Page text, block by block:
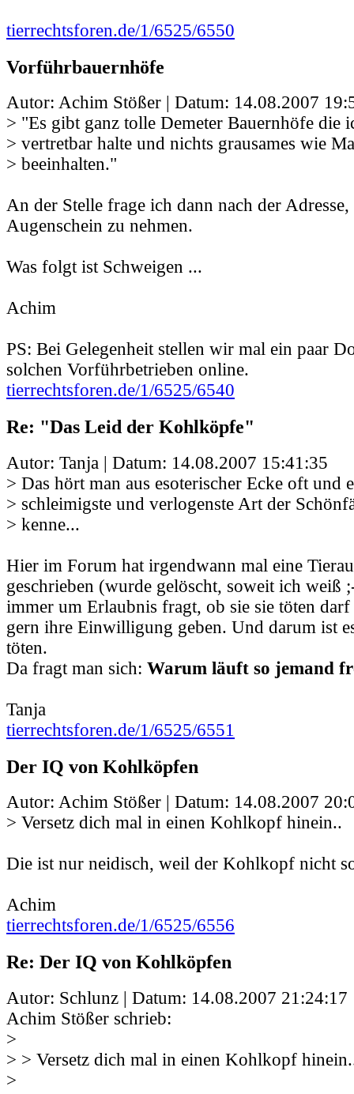
tierrechtsforen.de/1/6525/6550
Vorführbauernhöfe
Autor: Achim Stößer | Datum: 14.08.2007
> "Es gibt ganz tolle Demeter Bauernhöfe die
> vertretbar halte und nichts grausames wie
> beeinhalten."
An der Stelle frage ich dann nach der
Augenschein zu nehmen.
Was folgt ist Schweigen ...
Achim
PS: Bei Gelegenheit stellen wir mal ein paar
solchen Vorführbetrieben online.
tierrechtsforen.de/1/6525/6540
Re: "Das Leid der Kohlköpfe"
Autor: Tanja | Datum: 14.08.2007 15:41:35
> Das hört man aus esoterischer Ecke oft und
> schleimigste und verlogenste Art der
> kenne...
Hier im Forum hat irgendwann mal eine
geschrieben (wurde gelöscht, soweit ich weiß
immer um Erlaubnis fragt, ob sie sie töten
gern ihre Einwilligung geben. Und darum ist
töten.
Da fragt man sich: Warum läuft so jemand
Tanja
tierrechtsforen.de/1/6525/6551
Der IQ von Kohlköpfen
Autor: Achim Stößer | Datum: 14.08.2007
> Versetz dich mal in einen Kohlkopf hinein..
Die ist nur neidisch, weil der Kohlkopf nicht
Achim
tierrechtsforen.de/1/6525/6556
Re: Der IQ von Kohlköpfen
Autor: Schlunz | Datum: 14.08.2007 21:24:17
Achim Stößer schrieb:
>
> > Versetz dich mal in einen Kohlkopf
>